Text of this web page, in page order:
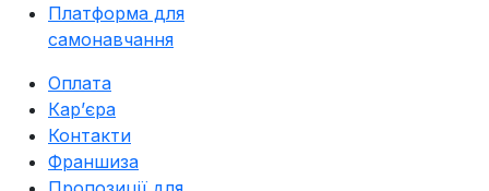
Платформа для
самонавчання
Оплата
Карʼєра
Контакти
Франшиза